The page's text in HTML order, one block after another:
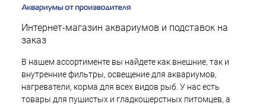
Интернет-магазин аквариумов и подставок на
заказ
В нашем ассортименте вы найдете как внешние, так и
внутренние фильтры, освещение для аквариумов,
нагреватели, корма для всех видов рыб. У нас есть
товары для пушистых и гладкошерстных питомцев, а